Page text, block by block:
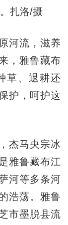
扎洛/摄
河流，滋养
，雅鲁藏布
草、退耕还
护，呵护这
杰马央宗冰
雅鲁藏布江
河等多条河
浩荡。雅鲁
市墨脱县流